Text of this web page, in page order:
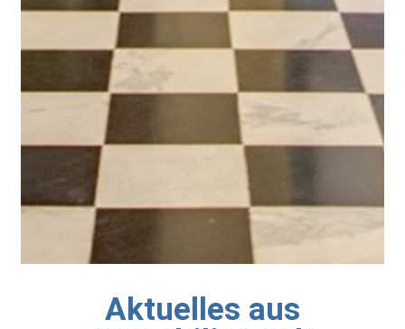
Aktuelles aus